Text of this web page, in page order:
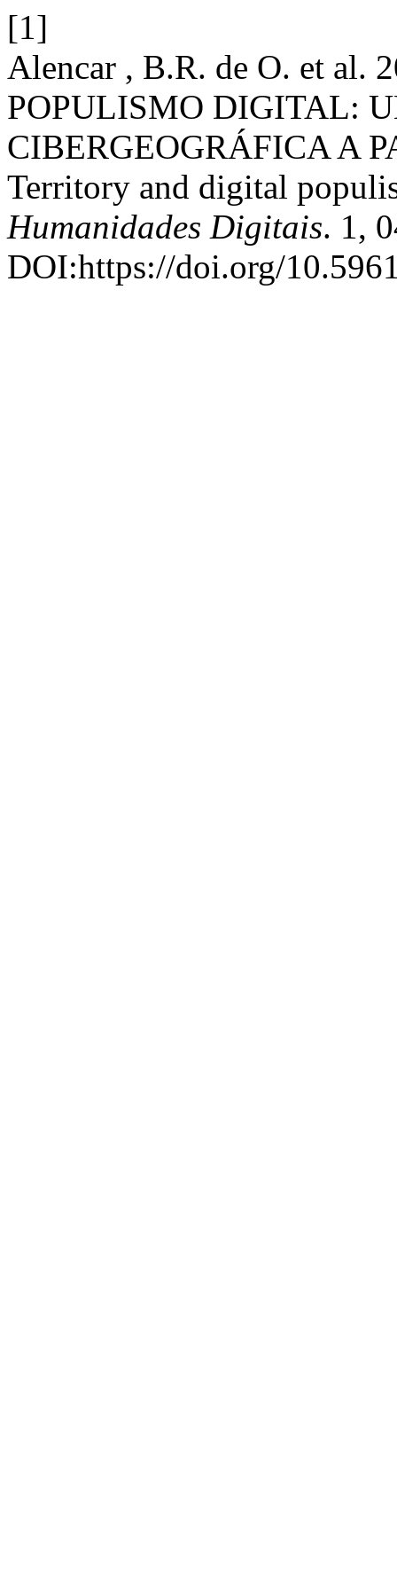
[1]
Alencar , B.R. de O. et al.
POPULISMO DIGITAL:
CIBERGEOGRÁFICA A
Territory and digital
Humanidades Digitais. 1,
DOI:https://doi.org/